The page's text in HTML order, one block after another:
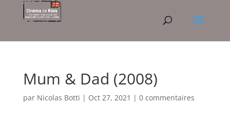
Mum & Dad (2008)
par Nicolas Botti | Oct 27, 2021 | 0 commentaires